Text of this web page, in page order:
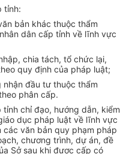
tỉnh:
bản khác thuộc thẩm
dân cấp tỉnh về lĩnh vực
chia tách, tổ chức lại,
quy định của pháp luật;
nhận đầu tư thuộc thẩm
phân cấp.
chỉ đạo, hướng dẫn, kiểm
dục pháp luật về lĩnh vực
văn bản quy phạm pháp
chương trình, dự án, đề
Sở sau khi được cấp có